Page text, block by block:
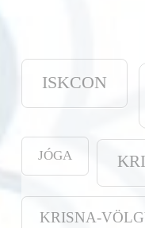
ISKCON
JÓGA
KRISNA-